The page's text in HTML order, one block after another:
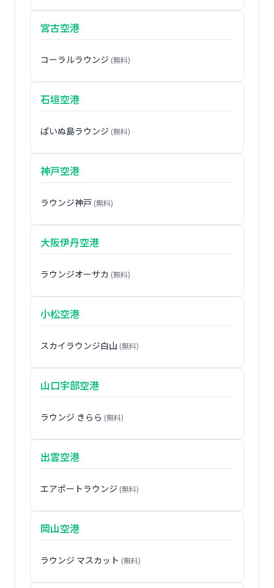
宮古空港
コーラルラウンジ (無料)
石垣空港
ぱいぬ島ラウンジ (無料)
神戸空港
ラウンジ神戸 (無料)
大阪伊丹空港
ラウンジオーサカ (無料)
小松空港
スカイラウンジ白山 (無料)
山口宇部空港
ラウンジ きらら (無料)
出雲空港
エアポートラウンジ (無料)
岡山空港
ラウンジ マスカット (無料)